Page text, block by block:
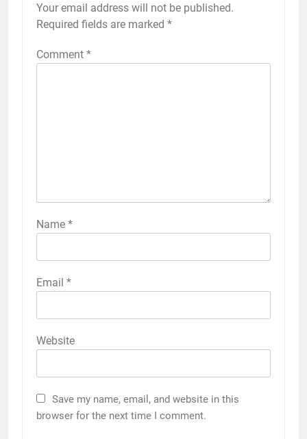
Your email address will not be published.
Required fields are marked *
Comment *
Name *
Email *
Website
Save my name, email, and website in this
browser for the next time I comment.